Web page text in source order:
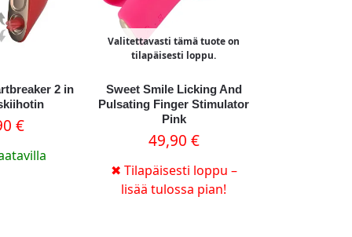
2 in
€
Valitettavasti tämä tuote on
tilapäisesti loppu.
Sweet Smile Licking And
Pulsating Finger Stimulator
Pink
49,90 €
✖ Tilapäisesti loppu –
lisää tulossa pian!